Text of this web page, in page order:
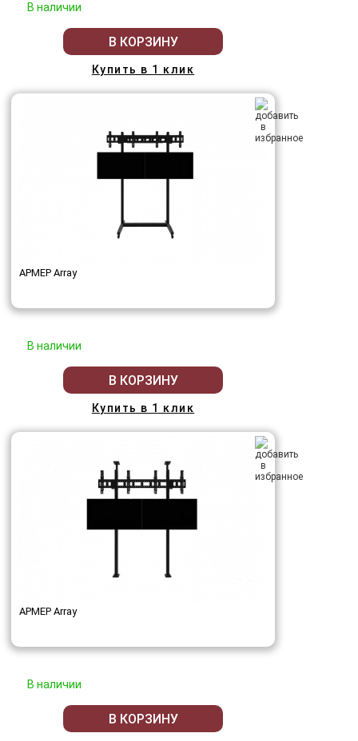
В наличии
В КОРЗИНУ
Купить в 1 клик
АРМЕР Array
В наличии
В КОРЗИНУ
Купить в 1 клик
АРМЕР Array
В наличии
В КОРЗИНУ